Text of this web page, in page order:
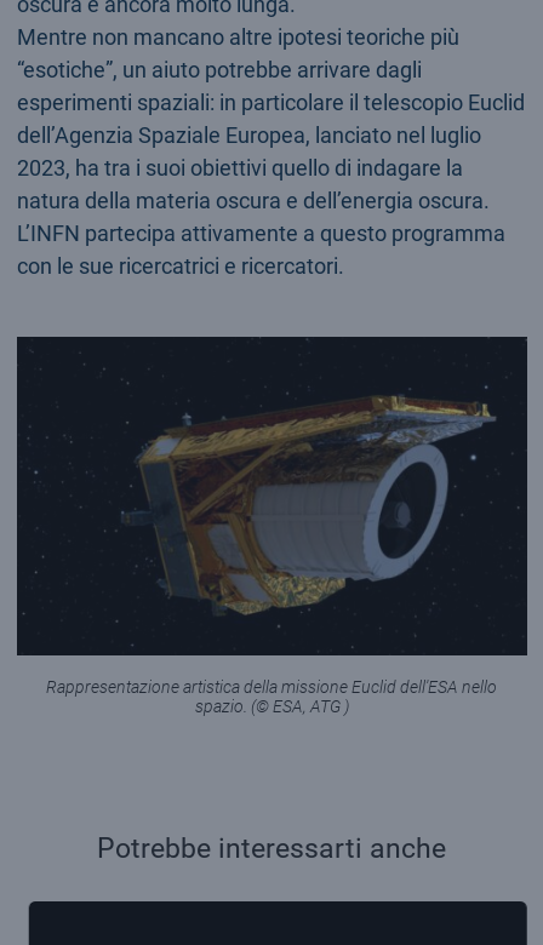
Rappresentazione artistica della missione Euclid dell'ESA nello
spazio. (© ESA, ATG )
Mentre non mancano altre ipotesi teoriche più
“esotiche”, un aiuto potrebbe arrivare dagli
esperimenti spaziali: in particolare il telescopio Euclid
dell’Agenzia Spaziale Europea, lanciato nel luglio
2023, ha tra i suoi obiettivi quello di indagare la
natura della materia oscura e dell’energia oscura.
L’INFN partecipa attivamente a questo programma
con le sue ricercatrici e ricercatori.
Potrebbe interessarti anche